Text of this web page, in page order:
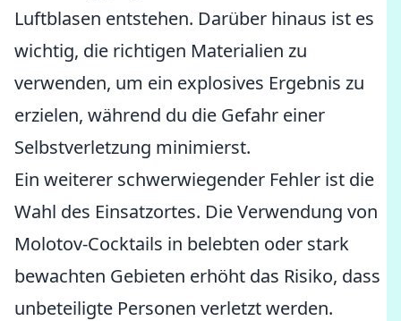
Luftblasen entstehen. Darüber hinaus ist es
wichtig, die richtigen Materialien zu
verwenden, um ein explosives Ergebnis zu
erzielen, während du die Gefahr einer
Selbstverletzung minimierst.
Ein weiterer schwerwiegender Fehler ist die
Wahl des Einsatzortes. Die Verwendung von
Molotov-Cocktails in belebten oder stark
bewachten Gebieten erhöht das Risiko, dass
unbeteiligte Personen verletzt werden.